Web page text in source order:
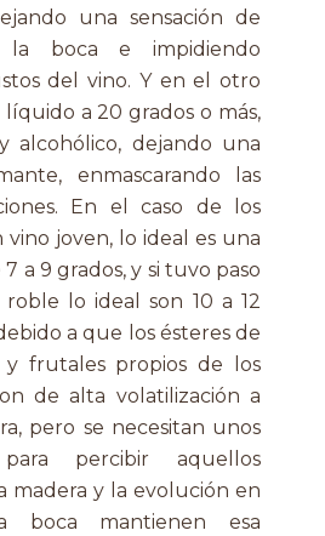
una sensación de
la boca e impidiendo
del vino. Y en el otro
a 20 grados o más,
alcohólico, dejando una
enmascarando las
En el caso de los
vino joven, lo ideal es una
a 9 grados, y si tuvo paso
lo ideal son 10 a 12
a que los ésteres de
y frutales propios de los
de alta volatilización a
pero se necesitan unos
percibir aquellos
madera y la evolución en
boca mantienen esa